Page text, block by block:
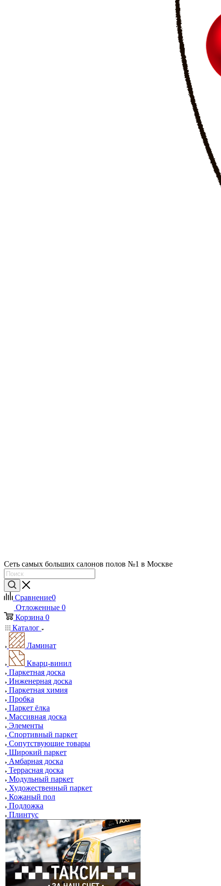
Сеть самых больших салонов полов №1 в Москве
Сравнение0
Отложенные 0
Корзина 0
Каталог
Ламинат
Кварц-винил
Паркетная доска
Инженерная доска
Паркетная химия
Пробка
Паркет ёлка
Массивная доска
Элементы
Спортивный паркет
Сопутствующие товары
Широкий паркет
Амбарная доска
Террасная доска
Модульный паркет
Художественный паркет
Кожаный пол
Подложка
Плинтус